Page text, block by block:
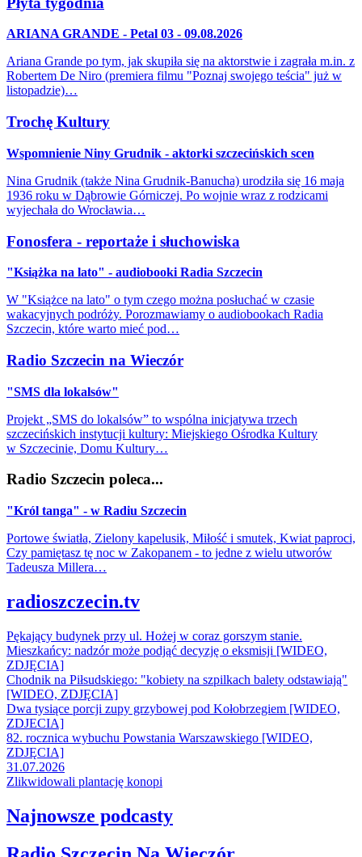
ARIANA GRANDE - Petal 03 - 09.08.2026
Ariana Grande po tym, jak skupiła się na aktorstwie i zagrała m.in. z
Robertem De Niro (premiera filmu "Poznaj swojego teścia" już w
listopadzie)…
Trochę Kultury
Wspomnienie Niny Grudnik - aktorki szczecińskich scen
Nina Grudnik (także Nina Grudnik-Banucha) urodziła się 16 maja
1936 roku w Dąbrowie Górniczej. Po wojnie wraz z rodzicami
wyjechała do Wrocławia…
Fonosfera - reportaże i słuchowiska
"Książka na lato" - audiobooki Radia Szczecin
W "Książce na lato" o tym czego można posłuchać w czasie
wakacyjnych podróży. Porozmawiamy o audiobookach Radia
Szczecin, które warto mieć pod…
Radio Szczecin na Wieczór
"SMS dla lokalsów"
Projekt „SMS do lokalsów” to wspólna inicjatywa trzech
szczecińskich instytucji kultury: Miejskiego Ośrodka Kultury
w Szczecinie, Domu Kultury…
Radio Szczecin poleca...
"Król tanga" - w Radiu Szczecin
Portowe światła, Zielony kapelusik, Miłość i smutek, Kwiat paproci,
Czy pamiętasz tę noc w Zakopanem - to jedne z wielu utworów
Tadeusza Millera…
radioszczecin.tv
Pękający budynek przy ul. Hożej w coraz gorszym stanie.
Mieszkańcy: nadzór może podjąć decyzję o eksmisji [WIDEO,
ZDJĘCIA]
Chodnik na Piłsudskiego: "kobiety na szpilkach balety odstawiają"
[WIDEO, ZDJĘCIA]
Dwa tysiące porcji zupy grzybowej pod Kołobrzegiem [WIDEO,
ZDJECIA]
82. rocznica wybuchu Powstania Warszawskiego [WIDEO,
ZDJĘCIA]
31.07.2026
Zlikwidowali plantację konopi
Najnowsze podcasty